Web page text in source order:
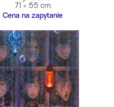
71 × 55 cm
Cena na zapytanie